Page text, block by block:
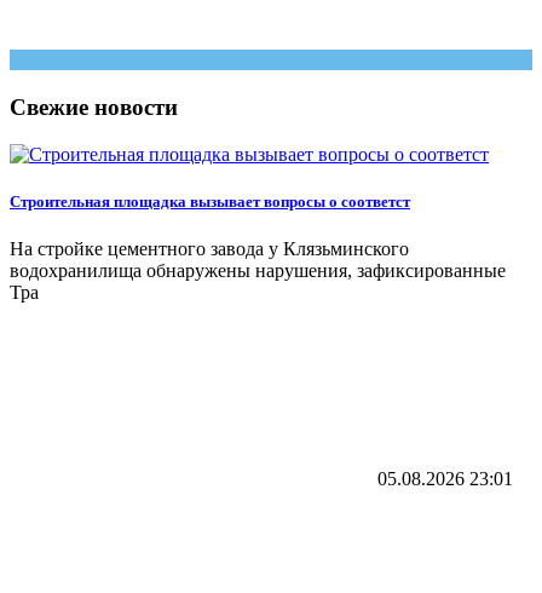
Свежие новости
Строительная площадка вызывает вопросы о соответст
На стройке цементного завода у Клязьминского
водохранилища обнаружены нарушения, зафиксированные
Тра
05.08.2026 23:01